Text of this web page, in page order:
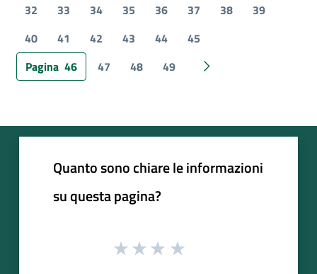
32
33 34 35 36 37 38
39
40
41 42 43 44
45
Pagina 46 47 48 49 Pagina successiva
Quanto sono chiare le informazioni
su questa pagina?